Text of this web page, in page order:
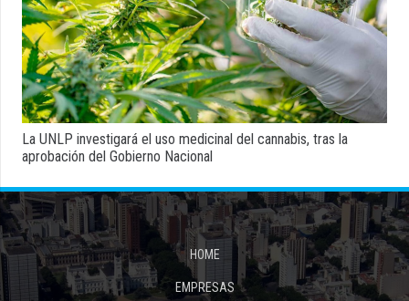
La UNLP investigará el uso medicinal del cannabis, tras la
aprobación del Gobierno Nacional
HOME
EMPRESAS